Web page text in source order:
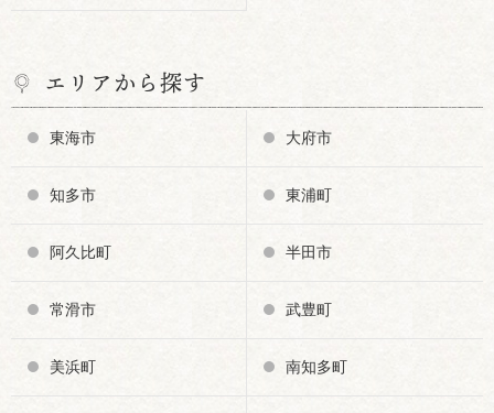
エリアから探す
東海市 大府市
知多市 東浦町
阿久比町 半田市
常滑市 武豊町
美浜町 南知多町